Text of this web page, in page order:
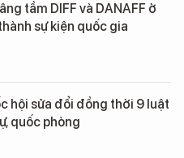
tầm DIFF và DANAFF ở
sự kiện quốc gia
hội sửa đổi đồng thời 9 luật
quốc phòng